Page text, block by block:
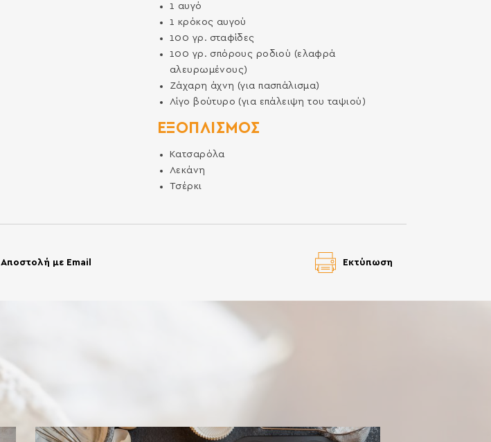
1 αυγό
1 κρόκος αυγού
100 γρ. σταφίδες
100 γρ. σπόρους ροδιού (ελαφρά
αλευρωμένους)
Ζάχαρη άχνη (για πασπάλισμα)
Λίγο βούτυρο (για επάλειψη του ταψιού)
ΕΞΟΠΛΙΣΜΌΣ
Κατσαρόλα
Λεκάνη
Τσέρκι
Αποστολή με Email Εκτύπωση